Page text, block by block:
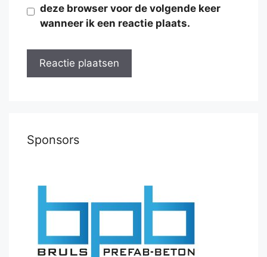
deze browser voor de volgende keer
wanneer ik een reactie plaats.
Sponsors